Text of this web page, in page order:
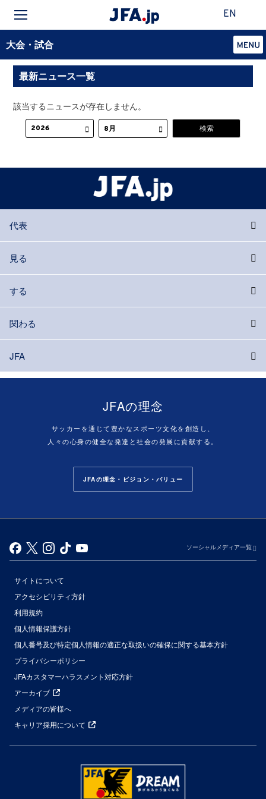
EN
大会・試合
最新ニュース一覧
該当するニュースが存在しません。
代表
見る
する
関わる
JFA
JFAの理念
サッカーを通じて豊かなスポーツ文化を創造し、
人々の心身の健全な発達と社会の発展に貢献する。
JFAの理念・ビジョン・バリュー
ソーシャルメディア一覧
サイトについて
アクセシビリティ方針
利用規約
個人情報保護方針
個人番号及び特定個人情報の適正な取扱いの確保に関する基本方針
プライバシーポリシー
JFAカスタマーハラスメント対応方針
アーカイブ
メディアの皆様へ
キャリア採用について